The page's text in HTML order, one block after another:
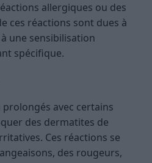
allergiques ou des
ces réactions sont dues à
une sensibilisation
spécifique.
avec certains
des dermatites de
Ces réactions se
des rougeurs,